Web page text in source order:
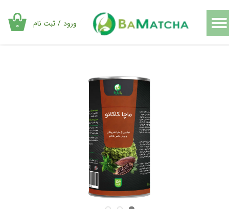
ورود / ثبت نام
حساب کاربری من
تغییر گذر واژه
خروج از حساب کاربری
۰